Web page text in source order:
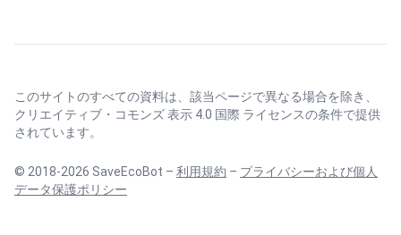
このサイトのすべての資料は、該当ページで異なる場合を除き、
クリエイティブ・コモンズ 表示 4.0 国際 ライセンスの条件で提供
されています。
© 2018-2026 SaveEcoBot – 利用規約 – プライバシーおよび個人
データ保護ポリシー